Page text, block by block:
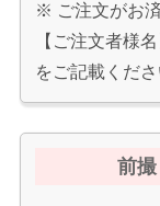
※ ご注文がお
【ご注文者様
をご記載くださ
前